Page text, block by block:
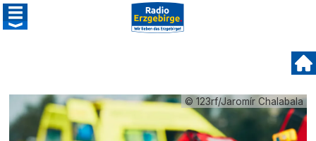
© 123rf/Jaromír Chalabala